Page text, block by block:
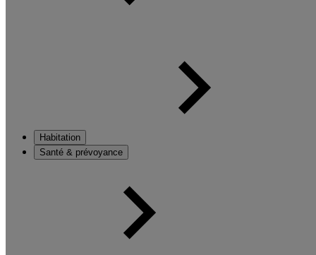
Habitation
Santé & prévoyance